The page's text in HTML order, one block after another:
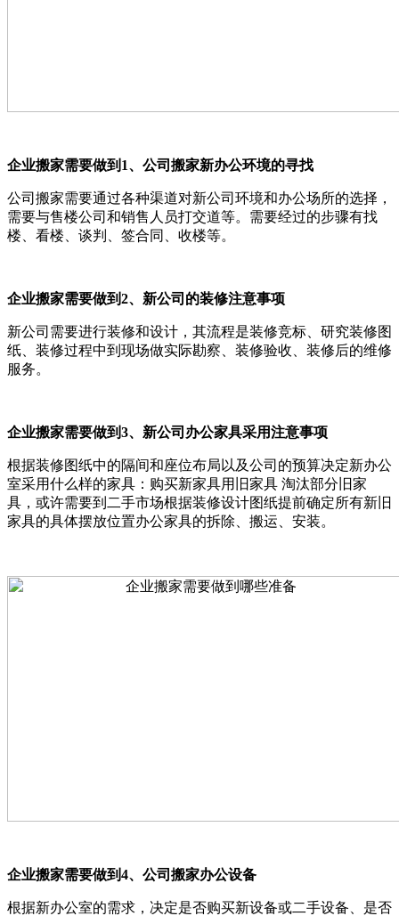
企业搬家需要做到1、公司搬家新办公环境的寻找
公司搬家需要通过各种渠道对新公司环境和办公场所的选择，
需要与售楼公司和销售人员打交道等。需要经过的步骤有找
楼、看楼、谈判、签合同、收楼等。
企业搬家需要做到2、新公司的装修注意事项
新公司需要进行装修和设计，其流程是装修竞标、研究装修图
纸、装修过程中到现场做实际勘察、装修验收、装修后的维修
服务。
企业搬家需要做到3、新公司办公家具采用注意事项
根据装修图纸中的隔间和座位布局以及公司的预算决定新办公
室采用什么样的家具：购买新家具用旧家具 淘汰部分旧家
具，或许需要到二手市场根据装修设计图纸提前确定所有新旧
家具的具体摆放位置办公家具的拆除、搬运、安装。
企业搬家需要做到4、公司搬家办公设备
根据新办公室的需求，决定是否购买新设备或二手设备、是否